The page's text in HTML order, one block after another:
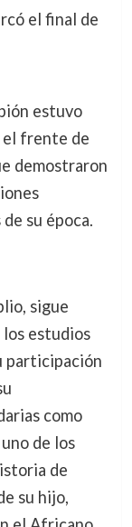
el final de
estuvo
el frente de
demostraron
su época.
sigue
estudios
participación
como
de los
de
su hijo,